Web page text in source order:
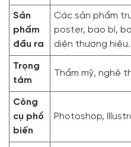
Sản
phẩm
đầu ra
Các sản phẩm
poster, bao bì,
diện thương hiệu.
Trọng
tâm
Thẩm mỹ, nghệ
Công
cụ phổ
biến
Photoshop,